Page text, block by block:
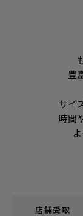
豊
サイ
時間
店舗受取